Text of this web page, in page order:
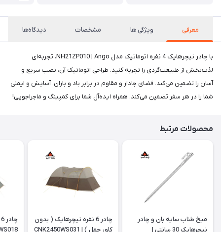
معرفی ویژگی ها مشخصات دیدگاه‌ها
با چادر نیچرهایک 4 نفره اتوماتیک مدل NH21ZP010 | Ango، تجربه‌ای
لذت‌بخش از طبیعت‌گردی را تجربه کنید. طراحی اتوماتیک آن، نصب سریع و
آسان را تضمین می‌کند. فضای جادار و مقاوم در برابر باد و باران، آسایش و ایمنی
شما را در هر سفر تضمین می‌کند. همراه ایده‌آل شما برای کمپینگ و ماجراجویی!
محصولات مرتبط
میخ طناب سایه بان و چادر
نیچرهایک 30 سانتی |
چادر 6 نفره نیچرهایک ( بدون
کاور حمل ) | CNK2450WS031